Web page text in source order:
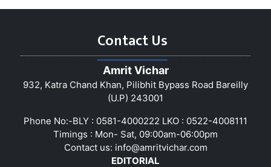
Contact Us
Amrit Vichar
932, Katra Chand Khan, Pilibhit Bypass Road Bareilly
(U.P) 243001
Phone No:-BLY : 0581-4000222 LKO : 0522-4008111
Timings : Mon- Sat, 09:00am-06:00pm
Contact us: info@amritvichar.com
EDITORIAL